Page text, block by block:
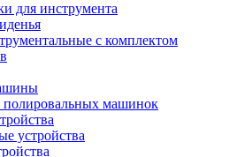
для инструмента
с комплектом
полировальных машинок
устройства